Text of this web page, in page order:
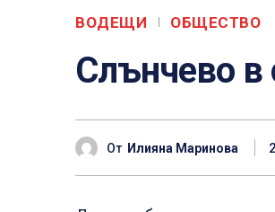
ВОДЕЩИ ОБЩЕСТВО
Слънчево в
От Илияна Маринова